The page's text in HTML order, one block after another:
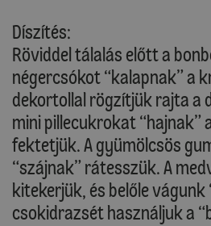
Díszítés:
Röviddel tálalás előtt a
négercsókot “kalapnak” a
dekortollal rögzítjük rajta a
mini pillecukrokat “hajnak”
fektetjük. A gyümölcsös
“szájnak” rátesszük. A
kitekerjük, és belőle vágunk
csokidrazsét használjuk a